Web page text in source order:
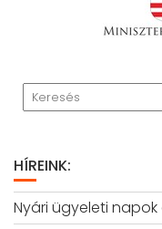
HÍREINK:
Nyári ügyeleti